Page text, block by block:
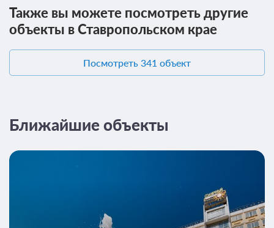
Также вы можете посмотреть другие
объекты в Ставропольском крае
Посмотреть 341 объект
Ближайшие объекты